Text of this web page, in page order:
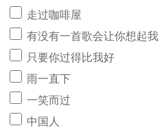
走过咖啡屋
有没有一首歌会让你想起我
只要你过得比我好
雨一直下
一笑而过
中国人